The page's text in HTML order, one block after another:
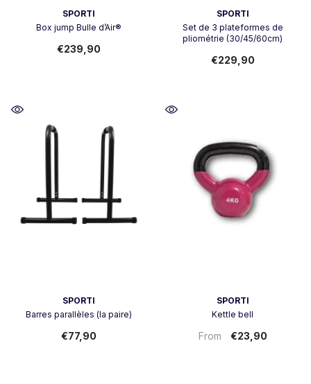
SPORTI
Box jump Bulle d’Air®
€239,90
SPORTI
Set de 3 plateformes de
pliométrie (30/45/60cm)
€229,90
SPORTI
Barres parallèles (la paire)
€77,90
SPORTI
Kettle bell
From €23,90